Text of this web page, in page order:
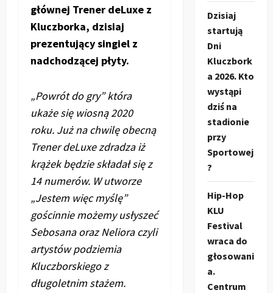
głównej Trener deLuxe z
Kluczborka, dzisiaj
prezentujący singiel z
nadchodzącej płyty.
„Powrót do gry” która
ukaże się wiosną 2020
roku. Już na chwilę obecną
Trener deLuxe zdradza iż
krążek będzie składał się z
14 numerów. W utworze
„Jestem więc myślę”
gościnnie możemy usłyszeć
Sebosana oraz Neliora czyli
artystów podziemia
Kluczborskiego z
długoletnim stażem.
Dzisiaj
startują
Dni
Kluczbork
a 2026. Kto
wystąpi
dziś na
stadionie
przy
Sportowej
?
Hip-Hop
KLU
Festival
wraca do
głosowani
a.
Centrum